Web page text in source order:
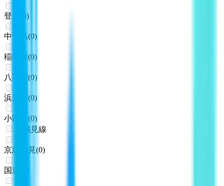
登戸 0)
中野島(0)
稲田堤(0)
八丁畷 (0)
浜川崎 (0)
小田栄 (0)
JR鶴見線
京急鶴見(0)
国道